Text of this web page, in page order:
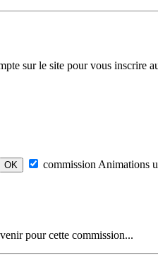
sur le site pour vous inscrire
commission Animations
pour cette commission...